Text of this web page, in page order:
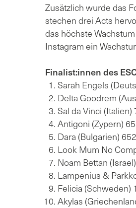
Zusätzlich wurde das
stechen drei Acts
das höchste
Instagram ein
Finalist:innen des
Sarah Engels
Delta Goodrem
Sal da Vinci (Italien)
Antigoni (Zypern)
Dara (Bulgarien)
Look Mum No
Noam Bettan
Lampenius &
Felicia (Schweden)
Akylas